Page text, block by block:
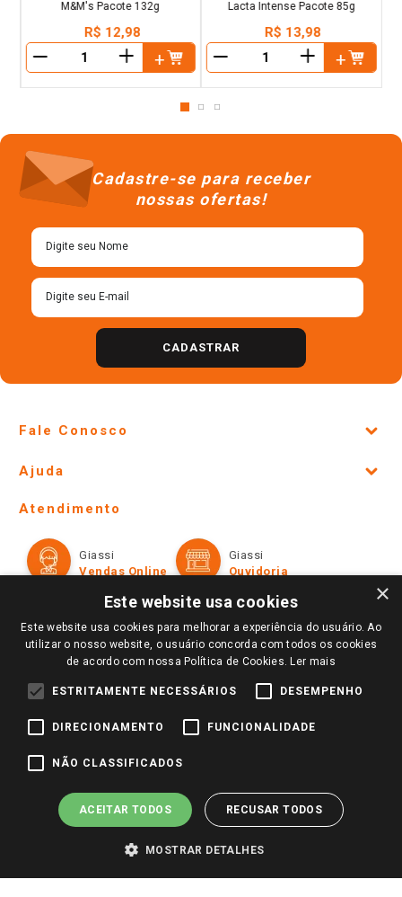
M&M's Pacote 132g
R$ 12,98
＋
Lacta Intense Pacote 85g
R$ 13,98
＋
Cadastre-se para receber
nossas ofertas!
CADASTRAR
Fale Conosco
Lojas Físicas e Horários
Ofertas
Televendas
Perguntas frequentes
Trabalhe Conosco
Identidade Visual
Ajuda
Formas de Pagamento
Políticas de entrega
Trocas e Devoluções
Atendimento
Giassi
Vendas Online
Giassi
Ouvidoria
Redes Sociais
Pagamento e Segurança
×
Este website usa cookies
Este website usa cookies para melhorar a experiência do usuário. Ao
utilizar o nosso website, o usuário concorda com todos os cookies
de acordo com nossa Política de Cookies. Ler mais
ESTRITAMENTE NECESSÁRIOS DESEMPENHO
DIRECIONAMENTO FUNCIONALIDADE
NÃO CLASSIFICADOS
ACEITAR TODOS RECUSAR TODOS
MOSTRAR DETALHES